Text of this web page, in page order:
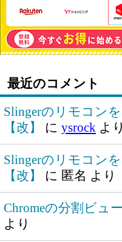
最近のコメント
Slingerのリモコン
【改】
に ysrockより
Slingerのリモコン
【改】
に 匿名 より
Chromeの分割ビュ
より